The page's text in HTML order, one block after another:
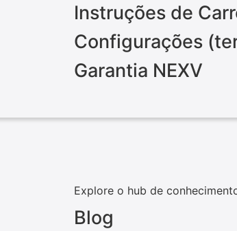
Instruções de
Configurações
Garantia NEXV
Explore o hub de
Blog